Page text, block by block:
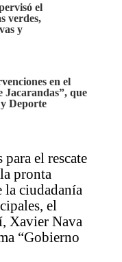
el
verdes,
y
en el
que
Deporte
el rescate
pronta
la ciudadanía
el
Xavier Nava
“Gobierno